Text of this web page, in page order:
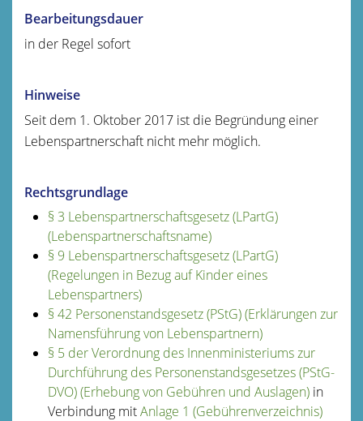
Bearbeitungsdauer
in der Regel sofort
Hinweise
Seit dem 1. Oktober 2017 ist die Begründung einer
Lebenspartnerschaft nicht mehr möglich.
Rechtsgrundlage
§ 3 Lebenspartnerschaftsgesetz (LPartG)
(Lebenspartnerschaftsname)
§ 9 Lebenspartnerschaftsgesetz (LPartG)
(Regelungen in Bezug auf Kinder eines
Lebenspartners)
§ 42 Personenstandsgesetz (PStG) (Erklärungen zur
Namensführung von Lebenspartnern)
§ 5 der Verordnung des Innenministeriums zur
Durchführung des Personenstandsgesetzes (PStG-
DVO) (Erhebung von Gebühren und Auslagen)in
Verbindung mitAnlage 1 (Gebührenverzeichnis)